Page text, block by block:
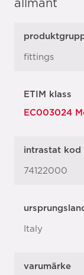
allmänt
fittings
ETIM klass
EC003024
intrastat kod
74122000
Italy
varumärke